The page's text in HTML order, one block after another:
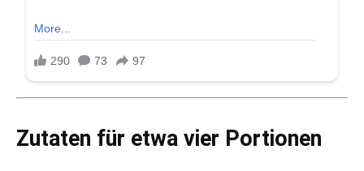
Zutaten für etwa vier Portionen